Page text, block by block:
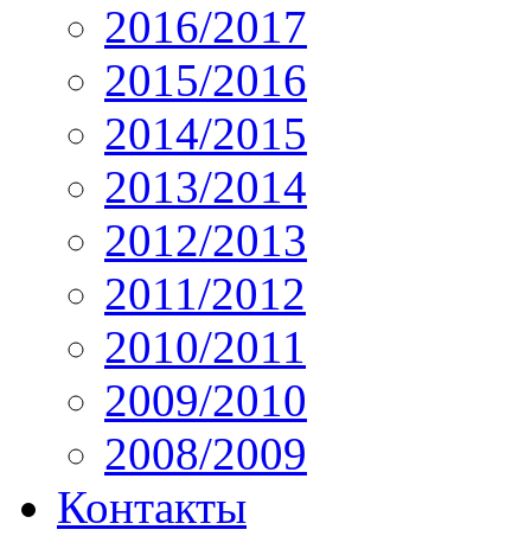
2016/2017
2015/2016
2014/2015
2013/2014
2012/2013
2011/2012
2010/2011
2009/2010
2008/2009
Контакты